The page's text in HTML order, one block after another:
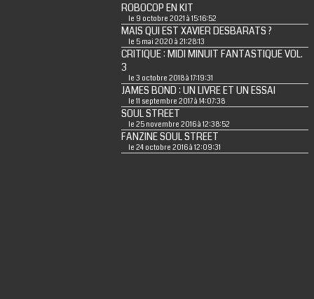
ROBOCOP EN KIT
le 9 octobre 2021 à 15:16:52
MAIS QUI EST XAVIER DESBARATS ?
le 5 mai 2020 à 21:28:13
CRITIQUE : MIDI MINUIT FANTASTIQUE VOL.
3
le 3 octobre 2018 à 17:19:31
JAMES BOND : UN LIVRE ET UN ESSAI
le 11 septembre 2017 à 14:07:38
SOUL STREET
le 25 novembre 2016 à 12:38:52
FANZINE SOUL STREET
le 24 octobre 2016 à 12:09:31